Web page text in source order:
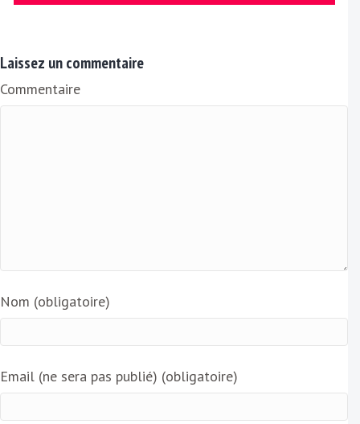
E
i
l
Laissez un commentaire
Commentaire
Nom (obligatoire)
Email (ne sera pas publié) (obligatoire)